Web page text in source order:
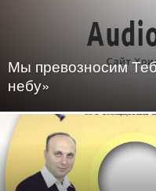
Мы превозносим
небу»